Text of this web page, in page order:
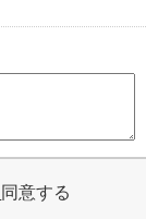
同意する